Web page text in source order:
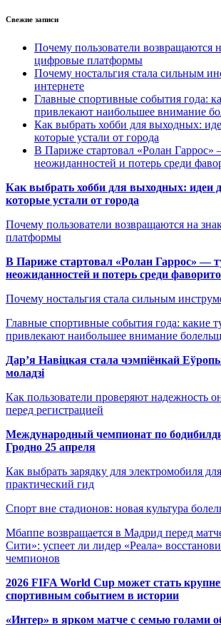
Свежие записи
Почему пользователи возвращаются
цифровые платформы
Почему ностальгия стала сильным
интернете
Главные спортивные события года:
привлекают наибольшее внимание
Как выбрать хобби для выходных:
которые устали от города
В Париже стартовал «Ролан Гаррос»
неожиданностей и потерь среди
Как выбрать хобби для выходных: идеи
которые устали от города
Почему пользователи возвращаются на
платформы
В Париже стартовал «Ролан Гаррос» —
неожиданностей и потерь среди
Почему ностальгия стала сильным
Главные спортивные события года: какие
привлекают наибольшее внимание
Дар’я Навіцкая стала чэмпіёнкай
моладзі
Как пользователи проверяют надежность
перед регистрацией
Международный чемпионат по
Гродно 25 апреля
Как выбрать зарядку для электромобиля
практический гид
Спорт вне стадионов: новая культура
Мбаппе возвращается в Мадрид перед
Сити»: успеет ли лидер «Реала»
чемпионов
2026 FIFA World Cup может стать
спортивным событием в истории
«Интер» в ярком матче с семью голами